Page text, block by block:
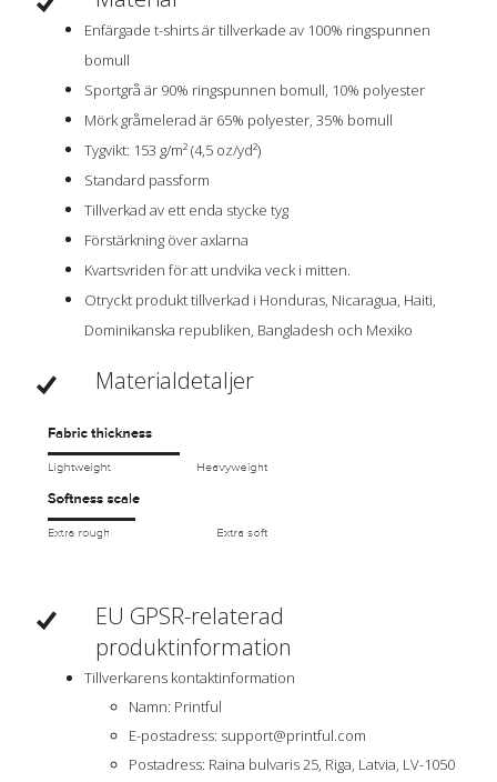
Enfärgade t-shirts är tillverkade av 100% ringspunnen
bomull
Sportgrå är 90% ringspunnen bomull, 10% polyester
Mörk gråmelerad är 65% polyester, 35% bomull
Tygvikt: 153 g/m² (4,5 oz/yd²)
Standard passform
Tillverkad av ett enda stycke tyg
Förstärkning över axlarna
Kvartsvriden för att undvika veck i mitten.
Otryckt produkt tillverkad i Honduras, Nicaragua, Haiti,
Dominikanska republiken, Bangladesh och Mexiko
Materialdetaljer
EU GPSR-relaterad
produktinformation
Tillverkarens kontaktinformation
Namn: Printful
E-postadress: support@printful.com
Postadress: Raina bulvaris 25, Riga, Latvia, LV-1050